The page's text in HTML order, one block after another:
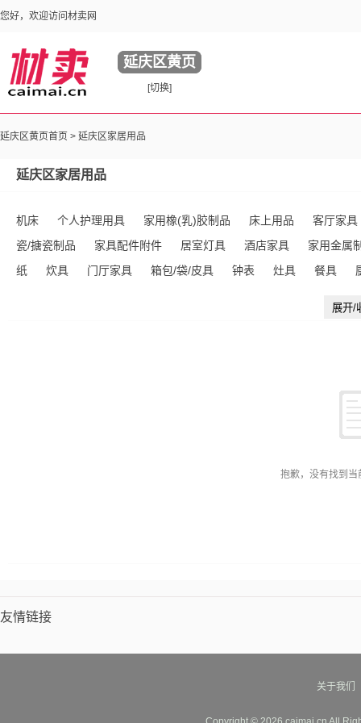
您好，欢迎访问材卖网
延庆区黄页
[切换]
延庆区黄页首页 > 延庆区家居用品
延庆区家居用品
机床 个人护理用具 家用橡(乳)胶制品 床上用品
客厅家具
瓷/搪瓷制品
家具配件附件 居室灯具 酒店家具
家用金属
纸
炊具 门厅家具 箱包/袋/皮具 钟表 灶具 餐具
展开/
抱歉，没有找到
友情链接
关于我们